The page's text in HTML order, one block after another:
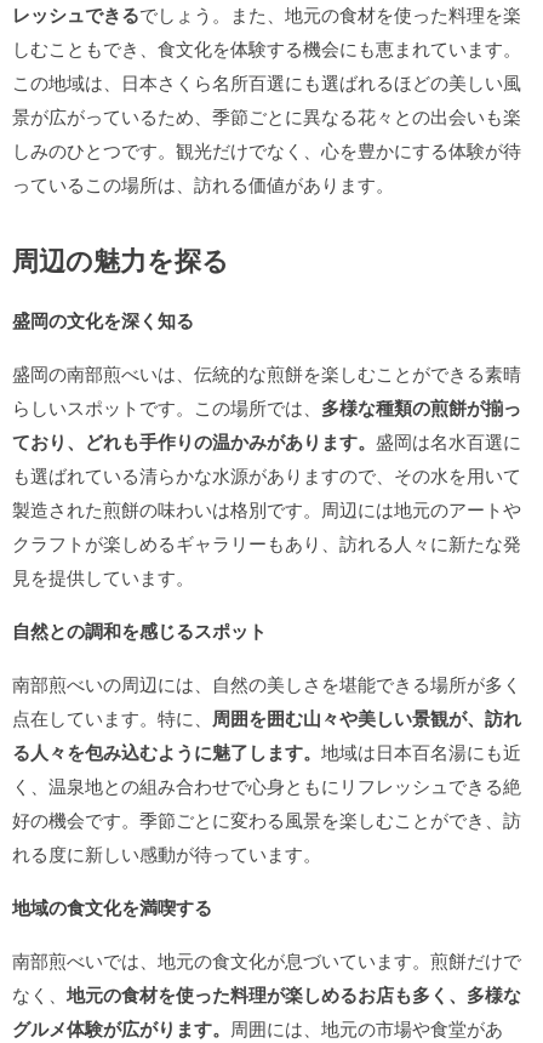
レッシュできるでしょう。また、地元の食材を使った料理を楽
しむこともでき、食文化を体験する機会にも恵まれています。
この地域は、日本さくら名所百選にも選ばれるほどの美しい風
景が広がっているため、季節ごとに異なる花々との出会いも楽
しみのひとつです。観光だけでなく、心を豊かにする体験が待
っているこの場所は、訪れる価値があります。
周辺の魅力を探る
盛岡の文化を深く知る
盛岡の南部煎べいは、伝統的な煎餅を楽しむことができる素晴
らしいスポットです。この場所では、 多様な種類の煎餅が揃っ
ており、どれも手作りの温かみがあります。 盛岡は名水百選に
も選ばれている清らかな水源がありますので、その水を用いて
製造された煎餅の味わいは格別です。周辺には地元のアートや
クラフトが楽しめるギャラリーもあり、訪れる人々に新たな発
見を提供しています。
自然との調和を感じるスポット
南部煎べいの周辺には、自然の美しさを堪能できる場所が多く
点在しています。特に、 周囲を囲む山々や美しい景観が、訪れ
る人々を包み込むように魅了します。 地域は日本百名湯にも近
く、温泉地との組み合わせで心身ともにリフレッシュできる絶
好の機会です。季節ごとに変わる風景を楽しむことができ、訪
れる度に新しい感動が待っています。
地域の食文化を満喫する
南部煎べいでは、地元の食文化が息づいています。煎餅だけで
なく、 地元の食材を使った料理が楽しめるお店も多く、多様な
グルメ体験が広がります。 周囲には、地元の市場や食堂があ